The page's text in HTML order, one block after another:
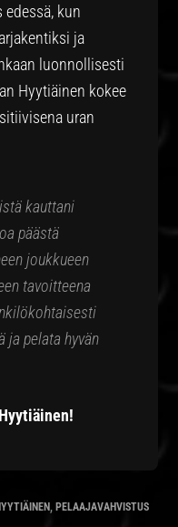
edessä, kun
ja
luonnollisesti
Hyytiäinen kokee
uran
kauttani
päästä
joukkueen
tavoitteena
ja pelata hyvän
,PELAAJAVAHVISTUS